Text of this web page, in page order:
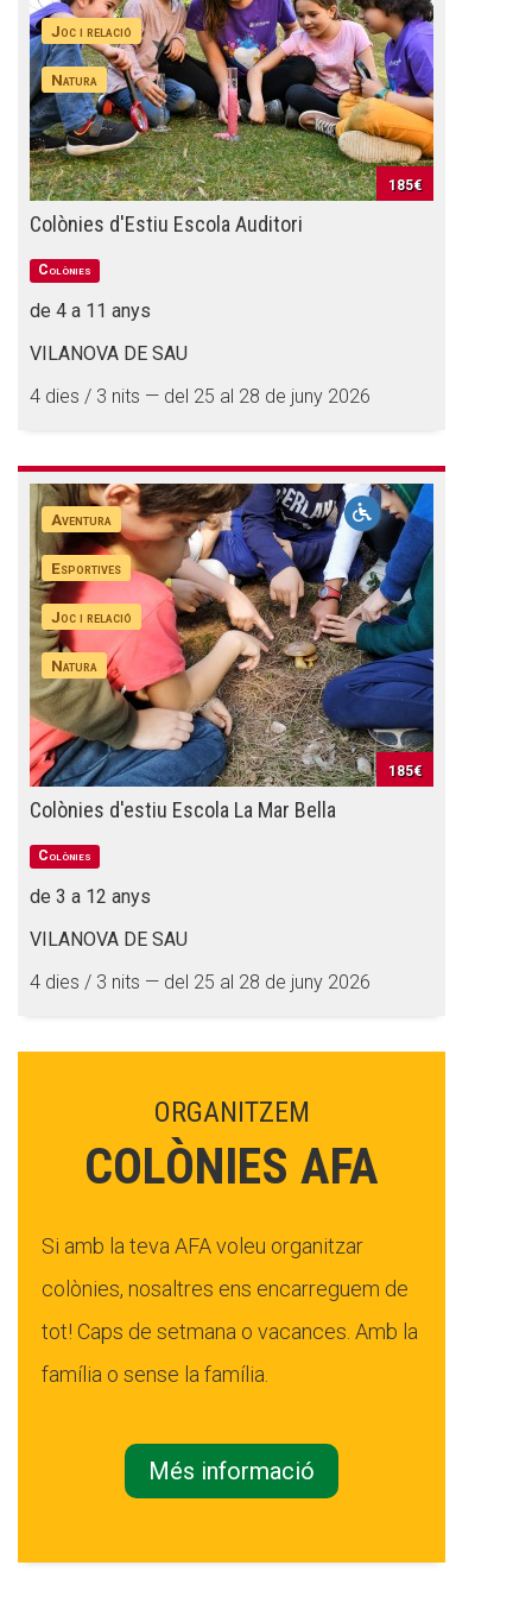
Joc i relació
Natura
185€
Colònies d'Estiu Escola Auditori
Colònies
de 4 a 11 anys
VILANOVA DE SAU
4 dies / 3 nits — del 25 al 28 de juny 2026
Aventura
Esportives
Joc i relació
Natura
185€
Colònies d'estiu Escola La Mar Bella
Colònies
de 3 a 12 anys
VILANOVA DE SAU
4 dies / 3 nits — del 25 al 28 de juny 2026
ORGANITZEM
COLÒNIES AFA
Si amb la teva AFA voleu organitzar
colònies, nosaltres ens encarreguem de
tot! Caps de setmana o vacances. Amb la
família o sense la família.
Més informació
CONEIX FUNDESPLAI
La Fundació
L'equip
Els comptes clars
Notícies
Butlletins
Diari de la Fundació
Fundesplai als mitjans
Xarxes socials
COL·LABORA
Fes voluntariat
Fes un donatiu
Treballa amb nosaltres